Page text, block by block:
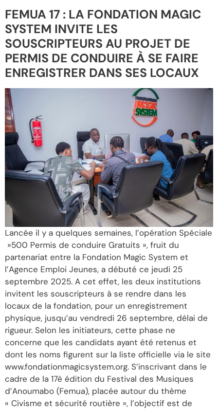
FEMUA 17 : LA FONDATION MAGIC
SYSTEM INVITE LES
SOUSCRIPTEURS AU PROJET DE
PERMIS DE CONDUIRE À SE FAIRE
ENREGISTRER DANS SES LOCAUX
Lancée il y a quelques semaines, l’opération Spéciale
»500 Permis de conduire Gratuits », fruit du
partenariat entre la Fondation Magic System et
l’Agence Emploi Jeunes, a débuté ce jeudi 25
septembre 2025. A cet effet, les deux institutions
invitent les souscripteurs à se rendre dans les
locaux de la fondation, pour un enregistrement
physique, jusqu’au vendredi 26 septembre, délai de
rigueur. Selon les initiateurs, cette phase ne
concerne que les candidats ayant été retenus et
dont les noms figurent sur la liste officielle via le site
www.fondationmagicsystem.org. S’inscrivant dans le
cadre de la 17è édition du Festival des Musiques
d’Anoumabo (Femua), placée autour du thème
« Civisme et sécurité routière », l’objectif est de